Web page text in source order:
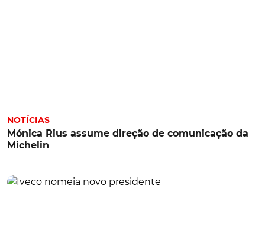
NOTÍCIAS
Mónica Rius assume direção de comunicação da
Michelin